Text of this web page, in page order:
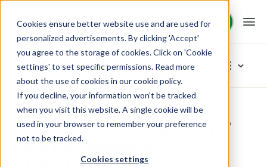
Cookies ensure better website use and are used for
personalized advertisements. By clicking 'Accept'
you agree to the storage of cookies. Click on 'Cookie
settings' to set specific permissions. Read more
about the use of cookies in our cookie policy.
If you decline, your information won’t be tracked
when you visit this website. A single cookie will be
used in your browser to remember your preference
not to be tracked.
Cookies settings
Demo anfragen
Demo anfragen
Plattform
BEX PMS
PMS
Verwalte alle Backoffice Abläufe.
Unsere Lösungen
BEX für:
Ressourcen
Blog
Artikel-Kategorien
Neu
Home Produkt
Wieso, weshalb, warum?
Das verbesserte